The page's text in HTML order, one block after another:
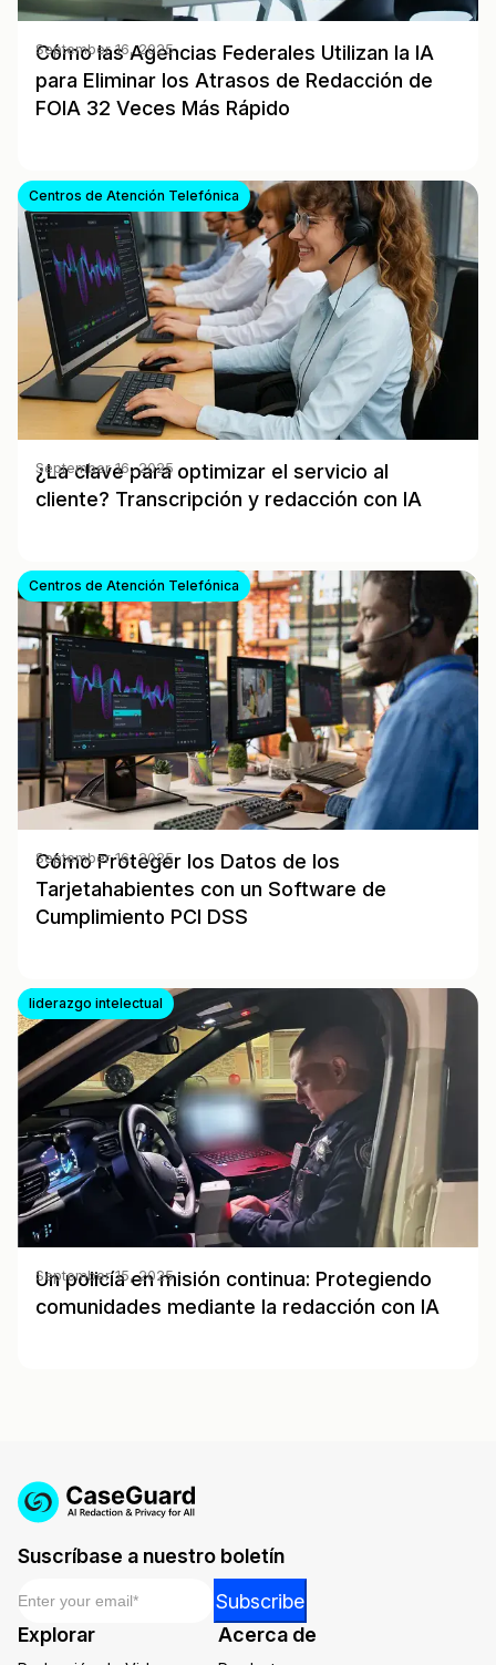
Cómo las Agencias Federales Utilizan la IA
para Eliminar los Atrasos de Redacción de
FOIA 32 Veces Más Rápido
September 16, 2025
Centros de Atención Telefónica
¿La clave para optimizar el servicio al
cliente? Transcripción y redacción con IA
September 16, 2025
Centros de Atención Telefónica
Cómo Proteger los Datos de los
Tarjetahabientes con un Software de
Cumplimiento PCI DSS
September 16, 2025
liderazgo intelectual
Un policía en misión continua: Protegiendo
comunidades mediante la redacción con IA
September 15, 2025
Suscríbase a nuestro boletín
*
Subscribe
Explorar
Acerca de